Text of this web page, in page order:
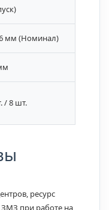
мм (Номинал)
/ 8 шт.
ресурс
при работе на